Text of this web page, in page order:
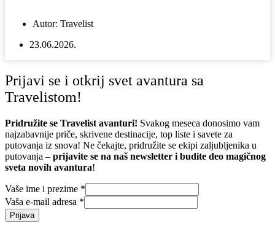
Autor: Travelist
23.06.2026.
Prijavi se i otkrij svet avantura sa
Travelistom!
Pridružite se Travelist avanturi! Svakog meseca donosimo vam
najzabavnije priče, skrivene destinacije, top liste i savete za
putovanja iz snova! Ne čekajte, pridružite se ekipi zaljubljenika u
putovanja – prijavite se na naš newsletter i budite deo magičnog
sveta novih avantura!
Vaše ime i prezime *
Vaša e-mail adresa *
Prijava